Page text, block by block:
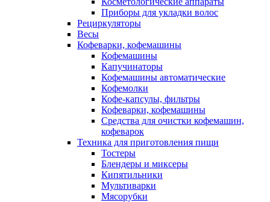
Приборы для укладки волос
Рециркуляторы
Весы
Кофеварки, кофемашины
Кофемашины
Капучинаторы
Кофемашины автоматические
Кофемолки
Кофе-капсулы, фильтры
Кофеварки, кофемашины
Средства для очистки кофемашин,
кофеварок
Техника для приготовления пищи
Тостеры
Блендеры и миксеры
Кипятильники
Мультиварки
Мясорубки